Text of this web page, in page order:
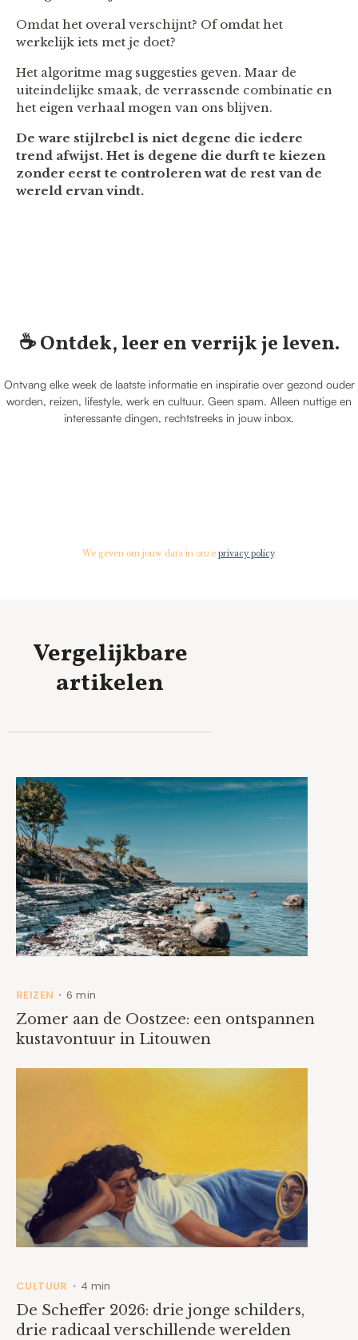
Omdat het overal verschijnt? Of omdat het
werkelijk iets met je doet?
Het algoritme mag suggesties geven. Maar de
uiteindelijke smaak, de verrassende combinatie en
het eigen verhaal mogen van ons blijven.
De ware stijlrebel is niet degene die iedere
trend afwijst. Het is degene die durft te kiezen
zonder eerst te controleren wat de rest van de
wereld ervan vindt.
☕️ Ontdek, leer en verrijk je leven.
Ontvang elke week de laatste informatie en inspiratie over gezond ouder
worden, reizen, lifestyle, werk en cultuur. Geen spam. Alleen nuttige en
interessante dingen, rechtstreeks in jouw inbox.
We geven om jouw data in onze privacy policy.
Vergelijkbare
artikelen
REIZEN •6 min
Zomer aan de Oostzee: een ontspannen
kustavontuur in Litouwen
CULTUUR • 4 min
De Scheffer 2026: drie jonge schilders,
drie radicaal verschillende werelden